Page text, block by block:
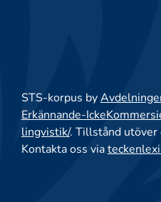
STS-korpus by
Erkännande-
lingvistik/. Tillstånd utöver
Kontakta oss via